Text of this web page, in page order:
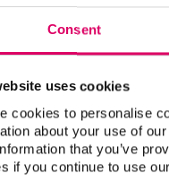
Consent
uses cookies
cookies to personalise
about your use of
that you’ve
if you continue to use
Polish Hybrid
des pointes de